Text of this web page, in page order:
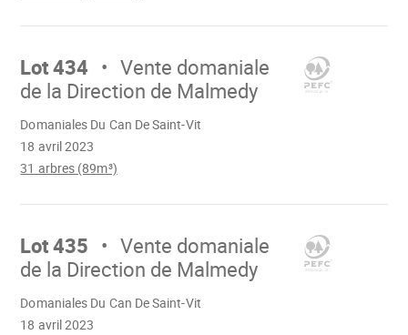
Aller
Lot 434
Vente domaniale
de la Direction de Malmedy
18 avril 2023
Domaniales Du Can De Saint-Vit
31 arbres (89m³)
Aller
Lot 435
Vente domaniale
de la Direction de Malmedy
18 avril 2023
Domaniales Du Can De Saint-Vit